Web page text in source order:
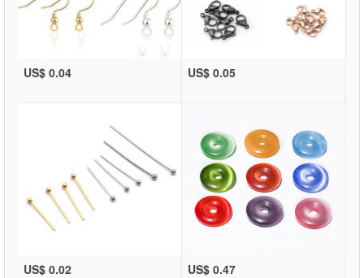
US$ 0.04 US$ 0.05
US$ 0.02 US$ 0.47